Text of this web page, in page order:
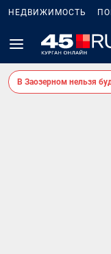
НЕДВИЖИМОСТЬ
В Заозерном нельзя